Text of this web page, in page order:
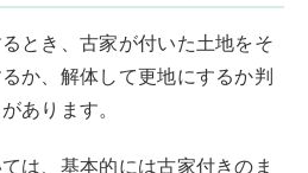
とき、古家が付いた土地をそ
か、解体して更地にするか判
あります。
は、基本的には古家付きのま